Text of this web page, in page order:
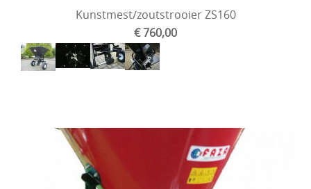
Kunstmest/zoutstrooier ZS160
€ 760,00